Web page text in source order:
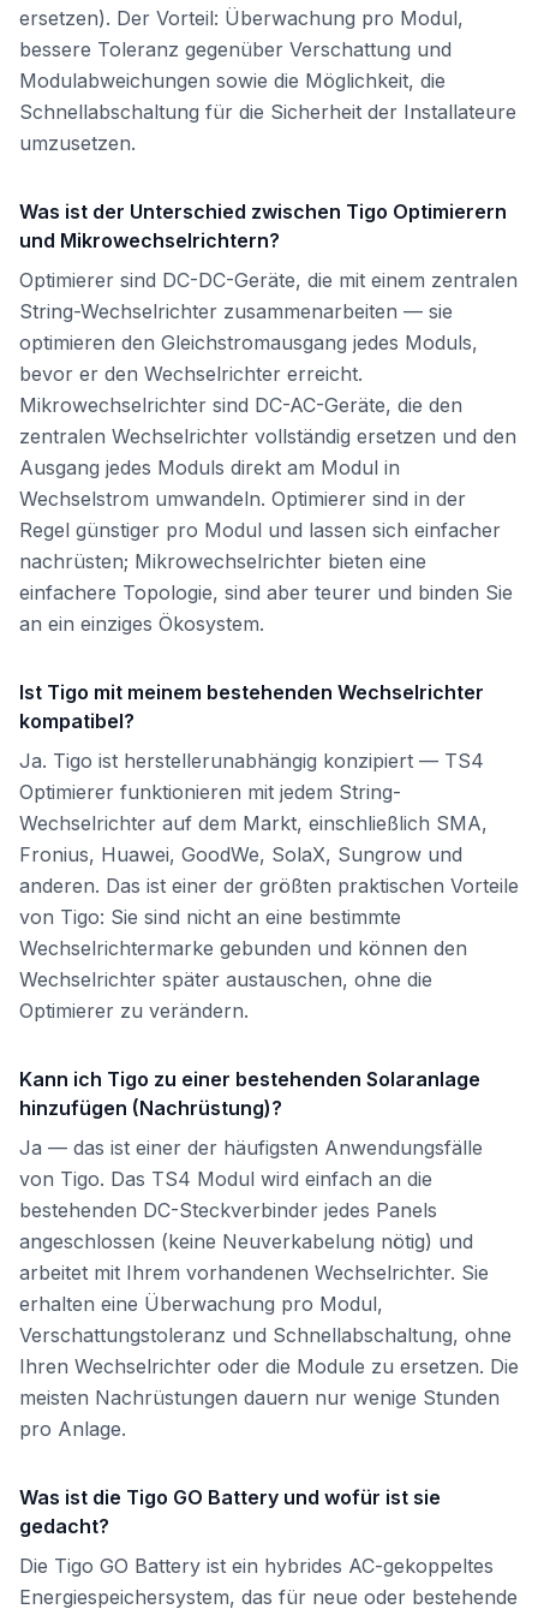
ersetzen). Der Vorteil: Überwachung pro Modul,
bessere Toleranz gegenüber Verschattung und
Modulabweichungen sowie die Möglichkeit, die
Schnellabschaltung für die Sicherheit der Installateure
umzusetzen.
Was ist der Unterschied zwischen Tigo Optimierern
und Mikrowechselrichtern?
Optimierer sind DC-DC-Geräte, die mit einem zentralen
String-Wechselrichter zusammenarbeiten — sie
optimieren den Gleichstromausgang jedes Moduls,
bevor er den Wechselrichter erreicht.
Mikrowechselrichter sind DC-AC-Geräte, die den
zentralen Wechselrichter vollständig ersetzen und den
Ausgang jedes Moduls direkt am Modul in
Wechselstrom umwandeln. Optimierer sind in der
Regel günstiger pro Modul und lassen sich einfacher
nachrüsten; Mikrowechselrichter bieten eine
einfachere Topologie, sind aber teurer und binden Sie
an ein einziges Ökosystem.
Ist Tigo mit meinem bestehenden Wechselrichter
kompatibel?
Ja. Tigo ist herstellerunabhängig konzipiert — TS4
Optimierer funktionieren mit jedem String-
Wechselrichter auf dem Markt, einschließlich SMA,
Fronius, Huawei, GoodWe, SolaX, Sungrow und
anderen. Das ist einer der größten praktischen Vorteile
von Tigo: Sie sind nicht an eine bestimmte
Wechselrichtermarke gebunden und können den
Wechselrichter später austauschen, ohne die
Optimierer zu verändern.
Kann ich Tigo zu einer bestehenden Solaranlage
hinzufügen (Nachrüstung)?
Ja — das ist einer der häufigsten Anwendungsfälle
von Tigo. Das TS4 Modul wird einfach an die
bestehenden DC-Steckverbinder jedes Panels
angeschlossen (keine Neuverkabelung nötig) und
arbeitet mit Ihrem vorhandenen Wechselrichter. Sie
erhalten eine Überwachung pro Modul,
Verschattungstoleranz und Schnellabschaltung, ohne
Ihren Wechselrichter oder die Module zu ersetzen. Die
meisten Nachrüstungen dauern nur wenige Stunden
pro Anlage.
Was ist die Tigo GO Battery und wofür ist sie
gedacht?
Die Tigo GO Battery ist ein hybrides AC-gekoppeltes
Energiespeichersystem, das für neue oder bestehende